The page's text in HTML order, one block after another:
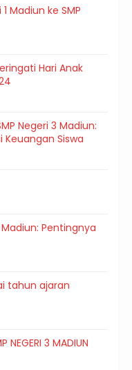
Madiun ke SMP
Hari Anak
Negeri 3 Madiun:
Keuangan Siswa
Madiun: Pentingnya
tahun ajaran
NEGERI 3 MADIUN